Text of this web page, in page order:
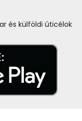
és külföldi úticélok